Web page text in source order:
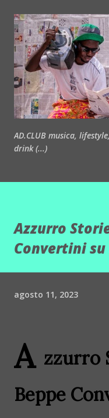
Passa
AD.CLUB musica,
drink (...)
Azzurro
Convertini
agosto 11, 2023
A zzurro
Beppe